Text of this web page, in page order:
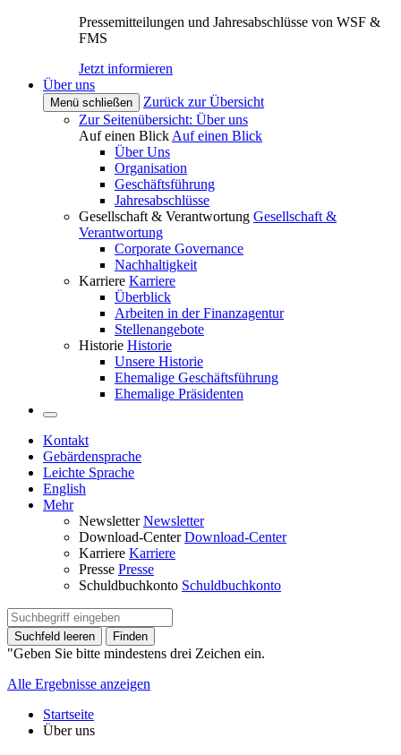
Pressemitteilungen und Jahresabschlüsse von WSF &
FMS
Jetzt informieren
Über uns
Menü schließen
Zurück zur Übersicht
Zur Seitenübersicht: Über uns
Auf einen Blick Auf einen Blick
Über Uns
Organisation
Geschäftsführung
Jahresabschlüsse
Gesellschaft & Verantwortung Gesellschaft &
Verantwortung
Corporate Governance
Nachhaltigkeit
Karriere Karriere
Überblick
Arbeiten in der Finanzagentur
Stellenangebote
Historie Historie
Unsere Historie
Ehemalige Geschäftsführung
Ehemalige Präsidenten
Kontakt
Gebärdensprache
Leichte Sprache
English
Mehr
Newsletter Newsletter
Download-Center Download-Center
Karriere Karriere
Presse Presse
Schuldbuchkonto Schuldbuchkonto
Suchfeld leeren Finden
"Geben Sie bitte mindestens drei Zeichen ein.
Alle Ergebnisse anzeigen
Startseite
Über uns